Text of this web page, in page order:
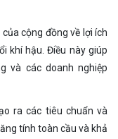
cộng đồng về lợi ích
khí hậu. Điều này giúp
và các doanh nghiệp
ra các tiêu chuẩn và
tính toàn cầu và khả